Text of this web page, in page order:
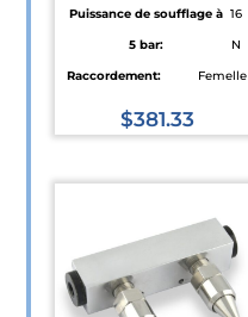
Puissance de soufflage à
5 bar:
16
N
Raccordement:
Femelle
$381.33
produit
plusieurs
variations.
Les